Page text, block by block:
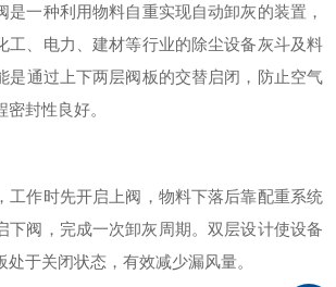
是一种利用物料自重实现自动卸灰的装置，
工、电力、建材等行业的除尘设备灰斗及料
是通过上下两层阀板的交替启闭，防止空气
封性良好‌。
工作时先开启上阀，物料下落后靠配重系统
下阀，完成一次卸灰周期‌。双层设计使设备
于关闭状态，有效减少漏风量‌。